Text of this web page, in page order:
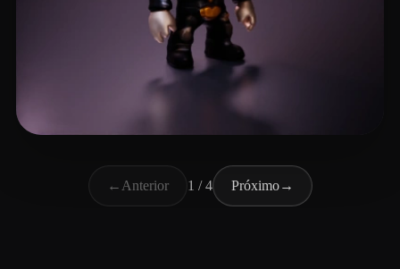
← Anterior 1 / 4 Próximo→